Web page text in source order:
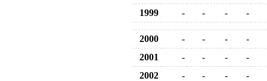
1999
- - - -
2000 - - -
-
2001
- - -
-
2002
- - -
-